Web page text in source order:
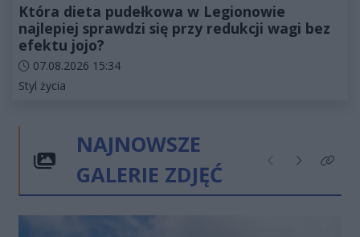
Która dieta pudełkowa w Legionowie
najlepiej sprawdzi się przy redukcji wagi bez
efektu jojo?
Data dodania artykułu:
07.08.2026 15:34
Kategorie artykułu:
Styl życia
NAJNOWSZE
GALERIE ZDJĘĆ
Poprzednie
NastępneKliknij